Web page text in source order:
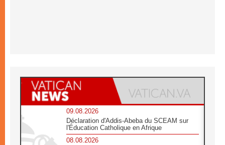
09.08.2026
Déclaration d'Addis-Abeba du SCEAM sur
l'Éducation Catholique en Afrique
08.08.2026